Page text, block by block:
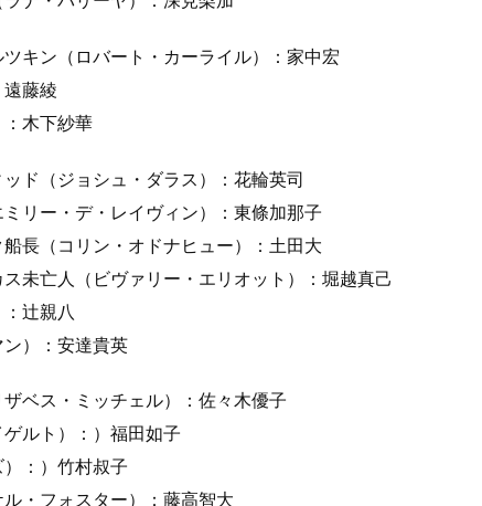
キン（ロバート・カーライル）：家中宏
藤綾
木下紗華
ド（ジョシュ・ダラス）：花輪英司
リー・デ・レイヴィン）：東條加那子
長（コリン・オドナヒュー）：土田大
未亡人（ビヴァリー・エリオット）：堀越真己
辻親八
）：安達貴英
ベス・ミッチェル）：佐々木優子
ゲルト）：）福田如子
）：）竹村叔子
・フォスター）：藤高智大